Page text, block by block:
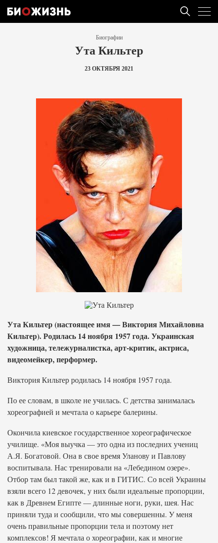
Биографии
Ута Кильтер
23 ОКТЯБРЯ 2021
Ута Кильтер (настоящее имя — Виктория Михайловна
Кильтер). Родилась 14 ноября 1957 года. Украинская
художница, тележурналистка, арт-критик, актриса,
видеомейкер, перформер.
Виктория Кильтер родилась 14 ноября 1957 года.
По ее словам, в школе не училась. С детства занималась
хореографией и мечтала о карьере балерины.
Окончила киевское государственное хореографическое
училище. «Моя выучка — это одна из последних учениц
А.Я. Богатовой. Она в свое время Уланову и Павлову
воспитывала. Нас тренировали на «Лебедином озере».
Отбор там был такой же, как и в ГИТИС. Со всей Украины
взяли всего 12 девочек, у них были идеальные пропорции,
как в Древнем Египте — длинные ноги, руки, шея. Нас
приняли туда и сообщили, что мы совершенны. У меня
очень правильные пропорции тела и поэтому нет
комплексов! Я мечтала о хореографии, как и многие